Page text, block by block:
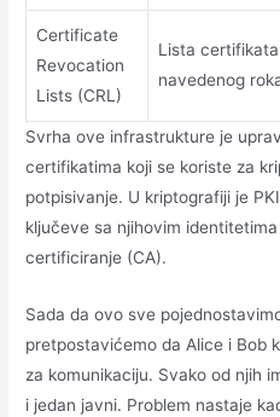
Certificate
Revocation
Lists (CRL)
Lista
navedenog
Svrha ove infrastrukture je
certifikatima koji se koriste za
potpisivanje. U kriptografiji je
ključeve sa njihovim
certificiranje (CA).
Sada da ovo sve
pretpostavićemo da Alice i Bob
za komunikaciju. Svako od njih
i jedan javni. Problem nastaje